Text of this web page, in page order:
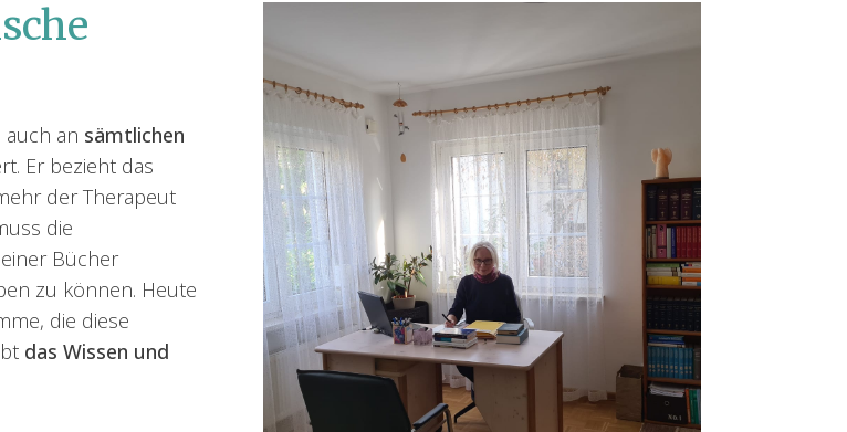
an sämtlichen
Er bezieht das
der Therapeut
die
Bücher
zu können. Heute
die diese
das Wissen und